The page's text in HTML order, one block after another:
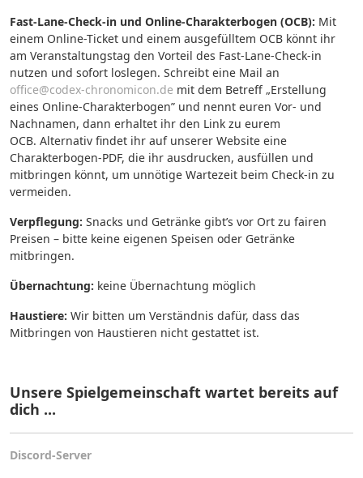
Fast-Lane-Check-in und Online-Charakterbogen (OCB): Mit
einem Online-Ticket und einem ausgefülltem OCB könnt ihr
am Veranstaltungstag den Vorteil des Fast-Lane-Check-in
nutzen und sofort loslegen. Schreibt eine Mail an
office@codex-chronomicon.de mit dem Betreff „Erstellung
eines Online-Charakterbogen” und nennt euren Vor- und
Nachnamen, dann erhaltet ihr den Link zu eurem
OCB. Alternativ findet ihr auf unserer Website eine
Charakterbogen-PDF, die ihr ausdrucken, ausfüllen und
mitbringen könnt, um unnötige Wartezeit beim Check-in zu
vermeiden.
Verpflegung: Snacks und Getränke gibt’s vor Ort zu fairen
Preisen – bitte keine eigenen Speisen oder Getränke
mitbringen.
Übernachtung: keine Übernachtung möglich
Haustiere: Wir bitten um Verständnis dafür, dass das
Mitbringen von Haustieren nicht gestattet ist.
Unsere Spielgemeinschaft wartet bereits auf
dich ...
Discord-Server